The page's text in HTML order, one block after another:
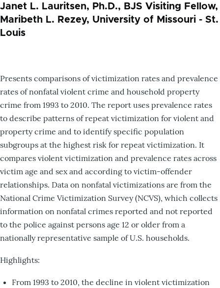
Janet L. Lauritsen, Ph.D., BJS Visiting Fellow,
Maribeth L. Rezey, University of Missouri - St.
Louis
Presents comparisons of victimization rates and prevalence
rates of nonfatal violent crime and household property
crime from 1993 to 2010. The report uses prevalence rates
to describe patterns of repeat victimization for violent and
property crime and to identify specific population
subgroups at the highest risk for repeat victimization. It
compares violent victimization and prevalence rates across
victim age and sex and according to victim-offender
relationships. Data on nonfatal victimizations are from the
National Crime Victimization Survey (NCVS), which collects
information on nonfatal crimes reported and not reported
to the police against persons age 12 or older from a
nationally representative sample of U.S. households.
Highlights:
From 1993 to 2010, the decline in violent victimization